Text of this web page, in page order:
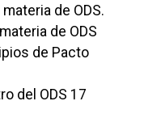
de ODS.
de ODS
de Pacto
del ODS 17